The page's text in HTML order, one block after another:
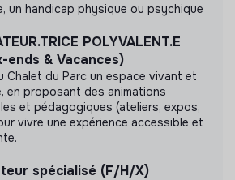
de documents de
un handicap physique ou psychique
POLYVALENT.E
ends & Vacances)
Chalet du Parc un espace vivant et
en proposant des animations
et pédagogiques (ateliers, expos,
vivre une expérience accessible et
spécialisé (F/H/X)